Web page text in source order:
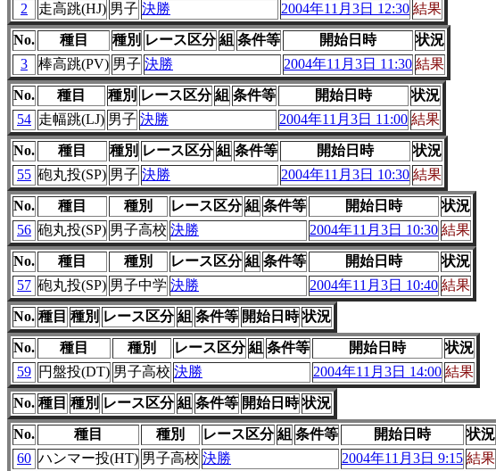
2
走高跳(HJ) 男子 決勝 2004年11月3日 12:30 結果
No. 種目 種別 レース区分 組 条件等 開始日時
状況
3
棒高跳(PV) 男子 決勝 2004年11月3日 11:30 結果
No. 種目 種別 レース区分 組 条件等 開始日時
状況
54 走幅跳(LJ) 男子 決勝 2004年11月3日 11:00 結果
No. 種目 種別 レース区分 組 条件等 開始日時
状況
55 砲丸投(SP) 男子 決勝 2004年11月3日 10:30 結果
No. 種目 種別 レース区分 組 条件等 開始日時
状況
56 砲丸投(SP) 男子高校 決勝 2004年11月3日 10:30 結果
No. 種目 種別 レース区分 組 条件等 開始日時
状況
57 砲丸投(SP) 男子中学 決勝 2004年11月3日 10:40 結果
No. 種目 種別 レース区分 組 条件等 開始日時 状況
No. 種目 種別 レース区分 組 条件等 開始日時
状況
59 円盤投(DT) 男子高校 決勝 2004年11月3日 14:00 結果
No. 種目 種別 レース区分 組 条件等 開始日時 状況
No. 種目 種別 レース区分 組 条件等 開始日時
状況
60 ハンマー投(HT) 男子高校 決勝 2004年11月3日 9:15 結果